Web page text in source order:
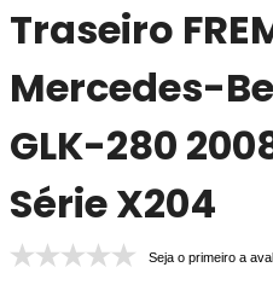
Traseiro
Mercedes-
GLK-280
Série X204
Seja o primeiro a